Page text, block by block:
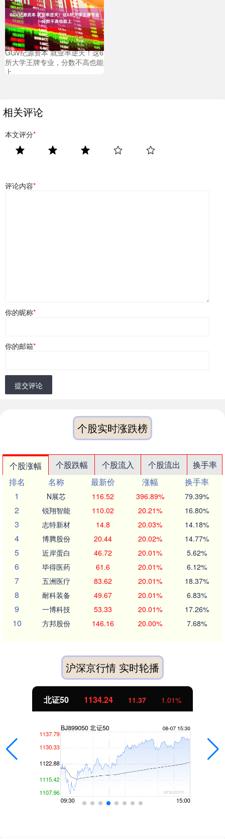
GGV纪源资本 就业率逆天！这6
所大学王牌专业，分数不高也能
上
相关评论
本文评分*
评论内容*
你的昵称*
你的邮箱*
提交评论
个股实时涨跌榜
个股涨幅 个股跌幅 个股流入 个股流出
换手率
排名
名称 最新价 涨幅
换手率
1
N展芯 116.52 396.89% 79.39%
2 锐翔智能 110.02 20.21% 16.80%
3 志特新材 14.8 20.03% 14.18%
4 博腾股份 20.44 20.02% 14.77%
5 近岸蛋白 46.72 20.01% 5.62%
6 毕得医药 61.6 20.01% 6.12%
7 五洲医疗 83.62 20.01% 18.37%
8 耐科装备 49.67 20.01% 6.83%
9 一博科技 53.33 20.01% 17.26%
10 方邦股份 146.16 20.00% 7.68%
沪深京行情 实时轮播
北证50 1134.24 11.37 1.01%